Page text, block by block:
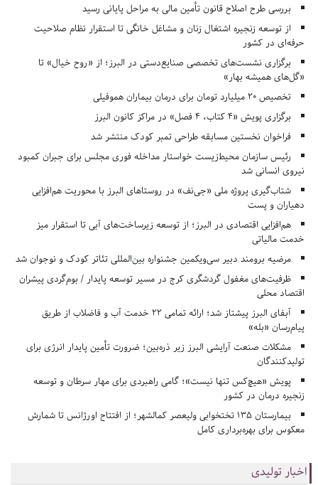
بررسی طرح اصلاح قانون تأمین مالی به مراحل پایانی رسید
از توسعه زنجیره اشتغال زنان و مشاغل خانگی تا استقرار نظام صلاحیت
حرفه‌ای در کشور
برگزاری نشست‌های تخصصی صنایع‌دستی در البرز؛ از «روح خیال» تا
«گل‌های همیشه بهار»
تخصیص ۲۰ میلیارد تومان برای درمان بیماران هموفیلی
برگزاری پویش «۴ کتاب، ۴ فصل» در مراکز کانون البرز
فراخوان نخستین مسابقه طراحی تمبر کودک منتشر شد
رئیس سازمان محیط‌زیست خواستار مداخله فوری مجلس برای جبران کمبود
نیروی انسانی شد
شتاب‌گیری پروژه ملی «جی‌نف» در روستاهای البرز با محوریت هم‌افزایی
دهیاران و پست
هم‌افزایی اقتصادی در البرز؛ از توسعه زیرساخت‌های آبی تا استقرار میز
خدمت مالیاتی
مرضیه برومند دبیر سی‌ویکمین جشنواره بین‌المللی تئاتر کودک و نوجوان شد
ظرفیت‌های مغفول گردشگری کرج در مسیر توسعه پایدار / بوم‌گردی پیشران
اقتصاد محلی
آبفای البرز پیشتاز شد؛ ارائه تمامی ۲۲ خدمت آب و فاضلاب از طریق
پیام‌رسان «بله»
مشکلات صنعت آرایشی البرز زیر ذره‌بین؛ ضرورت تأمین پایدار انرژی برای
تولیدکنندگان
پویش «هیچ‌کس تنها نیست»؛ گامی راهبردی برای مهار سرطان و توسعه
زنجیره درمان در کشور
بیمارستان ۱۳۵ تختخوابی ولیعصر کمالشهر؛ از افتتاح اورژانس تا شمارش
معکوس برای بهره‌برداری کامل
اخبار تولیدی